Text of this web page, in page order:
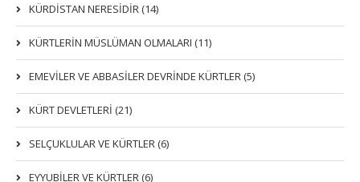
KÜRDİSTAN NERESİDİR (14)
KÜRTLERİN MÜSLÜMAN OLMALARI (11)
EMEVİLER VE ABBASİLER DEVRİNDE KÜRTLER (5)
KÜRT DEVLETLERİ (21)
SELÇUKLULAR VE KÜRTLER (6)
EYYUBİLER VE KÜRTLER (6)